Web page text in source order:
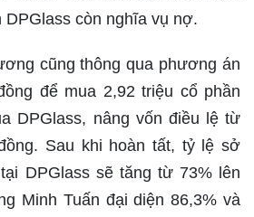
còn nghĩa vụ nợ.
cũng thông qua phương án
để mua 2,92 triệu cổ phần
DPGlass, nâng vốn điều lệ từ
Sau khi hoàn tất, tỷ lệ sở
DPGlass sẽ tăng từ 73% lên
Minh Tuấn đại diện 86,3% và